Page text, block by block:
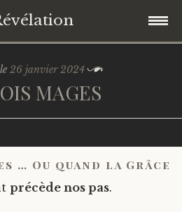
26 janvier 2024
MAGES
… Ou quand la Grâce
précède nos pas.